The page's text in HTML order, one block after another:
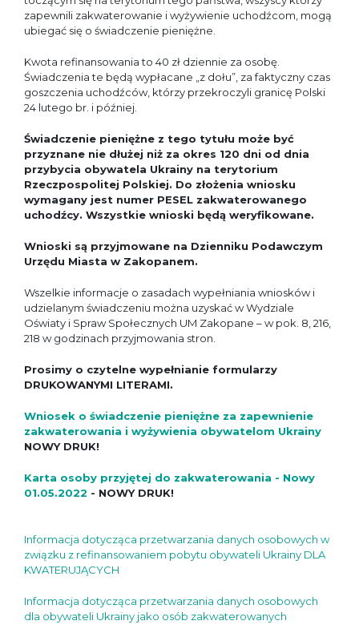
zapewnili zakwaterowanie i wyżywienie uchodźcom, mogą
ubiegać się o świadczenie pieniężne.
Kwota refinansowania to 40 zł dziennie za osobę.
Świadczenia te będą wypłacane „z dołu”, za faktyczny czas
goszczenia uchodźców, którzy przekroczyli granicę Polski
24 lutego br. i później.
Świadczenie pieniężne z tego tytułu może być
przyznane nie dłużej niż za okres 120 dni od dnia
przybycia obywatela Ukrainy na terytorium
Rzeczpospolitej Polskiej. Do złożenia wniosku
wymagany jest numer PESEL zakwaterowanego
uchodźcy. Wszystkie wnioski będą weryfikowane.
Wnioski są przyjmowane na Dzienniku Podawczym
Urzędu Miasta w Zakopanem.
Wszelkie informacje o zasadach wypełniania wniosków i
udzielanym świadczeniu można uzyskać w Wydziale
Oświaty i Spraw Społecznych UM Zakopane – w pok. 8, 216,
218 w godzinach przyjmowania stron.
Prosimy o czytelne wypełnianie formularzy
DRUKOWANYMI LITERAMI.
Wniosek o świadczenie pieniężne za zapewnienie
zakwaterowania i wyżywienia obywatelom Ukrainy
NOWY DRUK!
Karta osoby przyjętej do zakwaterowania - Nowy
01.05.2022 - NOWY DRUK!
Informacja dotycząca przetwarzania danych osobowych w
związku z refinansowaniem pobytu obywateli Ukrainy DLA
KWATERUJĄCYCH
Informacja dotycząca przetwarzania danych osobowych
dla obywateli Ukrainy jako osób zakwaterowanych